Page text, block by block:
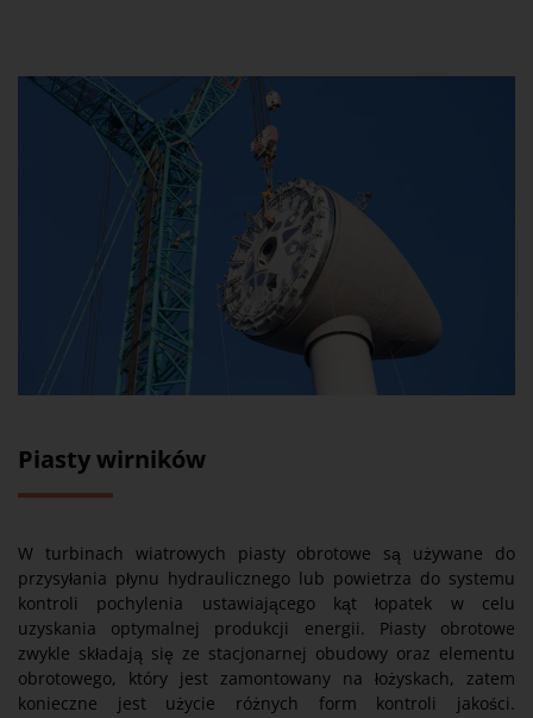
Piasty wirników
W turbinach wiatrowych piasty obrotowe są używane do
przysyłania płynu hydraulicznego lub powietrza do systemu
kontroli pochylenia ustawiającego kąt łopatek w celu
uzyskania optymalnej produkcji energii. Piasty obrotowe
zwykle składają się ze stacjonarnej obudowy oraz elementu
obrotowego, który jest zamontowany na łożyskach, zatem
konieczne jest użycie różnych form kontroli jakości.